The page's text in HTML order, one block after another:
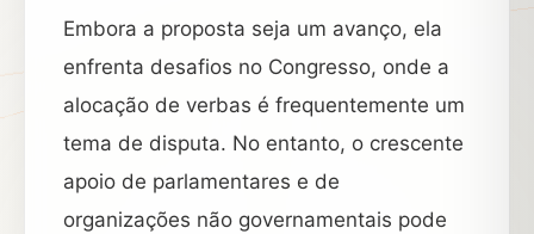
Embora a proposta seja um avanço, ela
enfrenta desafios no Congresso, onde a
alocação de verbas é frequentemente um
tema de disputa. No entanto, o crescente
apoio de parlamentares e de
organizações não governamentais pode